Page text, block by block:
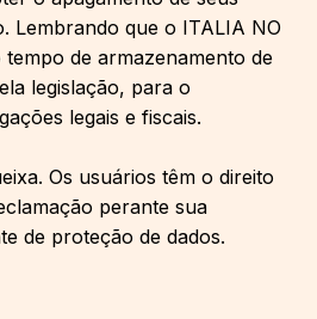
Lembrando que o ITALIA NO
tempo de armazenamento de
legislação, para o
legais e fiscais.
Os usuários têm o direito
perante sua
de proteção de dados.